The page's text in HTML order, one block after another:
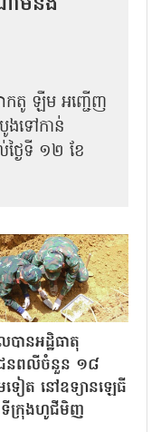
ោកតូ ឡឹម អញ្ជើញ
ងទៅកាន់
ងៃទី ១២ ខែ
បានអដ្ឋិធាតុ
នពលីចំនួន ១៨
មទៀត នៅឧទ្យានឡេធី
ទីក្រុងហូជីមិញ